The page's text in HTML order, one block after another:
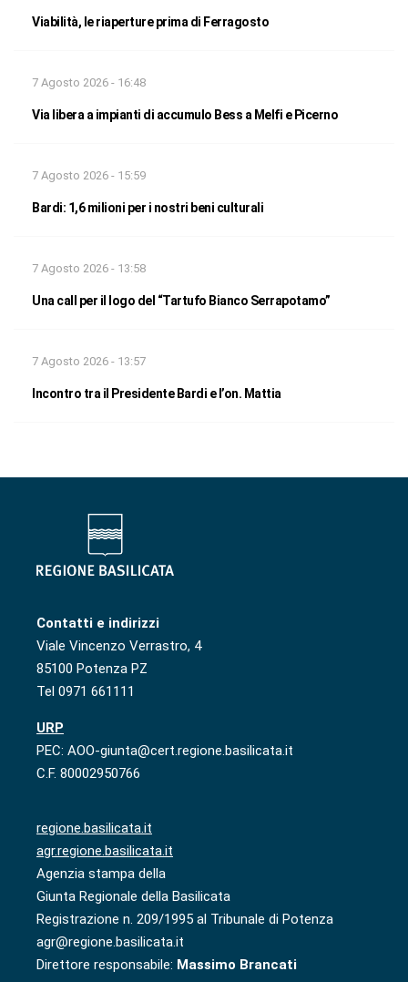
Viabilità, le riaperture prima di Ferragosto
7 Agosto 2026 - 16:48
Via libera a impianti di accumulo Bess a Melfi e Picerno
7 Agosto 2026 - 15:59
Bardi: 1,6 milioni per i nostri beni culturali
7 Agosto 2026 - 13:58
Una call per il logo del “Tartufo Bianco Serrapotamo”
7 Agosto 2026 - 13:57
Incontro tra il Presidente Bardi e l’on. Mattia
Contatti e indirizzi
Viale Vincenzo Verrastro, 4
85100 Potenza PZ
Tel 0971 661111
URP
PEC: AOO-giunta@cert.regione.basilicata.it
C.F. 80002950766
regione.basilicata.it
agr.regione.basilicata.it
Agenzia stampa della
Giunta Regionale della Basilicata
Registrazione n. 209/1995 al Tribunale di Potenza
agr@regione.basilicata.it
Direttore responsabile: Massimo Brancati